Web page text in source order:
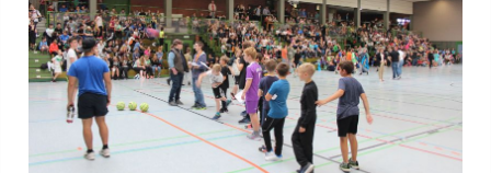
ÜBER UNS
Schüler
Schülersprecher